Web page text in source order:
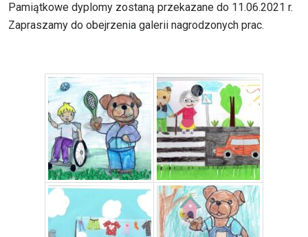
Pamiątkowe dyplomy zostaną przekazane do 11.06.2021 r.
Zapraszamy do obejrzenia galerii nagrodzonych prac.